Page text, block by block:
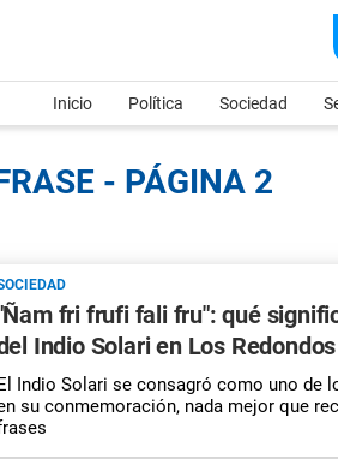
Inicio Política Sociedad
- PÁGINA 2
fri frufi fali fru": qué
Indio Solari en Los Redondos
Indio Solari se consagró como uno de
su conmemoración, nada mejor que